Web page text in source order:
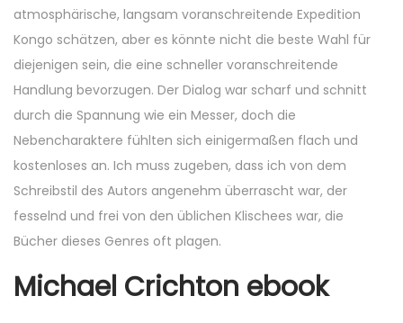
atmosphärische, langsam voranschreitende Expedition
Kongo schätzen, aber es könnte nicht die beste Wahl für
diejenigen sein, die eine schneller voranschreitende
Handlung bevorzugen. Der Dialog war scharf und schnitt
durch die Spannung wie ein Messer, doch die
Nebencharaktere fühlten sich einigermaßen flach und
kostenloses an. Ich muss zugeben, dass ich von dem
Schreibstil des Autors angenehm überrascht war, der
fesselnd und frei von den üblichen Klischees war, die
Bücher dieses Genres oft plagen.
Michael Crichton ebook